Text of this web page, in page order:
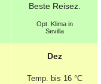
Beste Reisez.
Opt. Klima in
Sevilla
Dez
Temp. bis 16 °C